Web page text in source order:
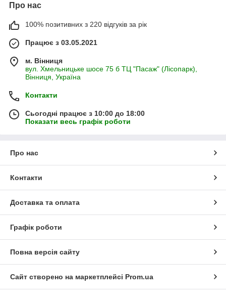
Про нас
100% позитивних з 220 відгуків за рік
Працює з 03.05.2021
м. Вінниця
вул. Хмельницьке шосе 75 б ТЦ "Пасаж" (Лісопарк),
Вінниця, Україна
Контакти
Сьогодні працює з 10:00 до 18:00
Показати весь графік роботи
Про нас
Контакти
Доставка та оплата
Графік роботи
Повна версія сайту
Сайт створено на маркетплейсі Prom.ua